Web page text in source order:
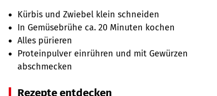
Kürbis und Zwiebel klein schneiden
In Gemüsebrühe ca. 20 Minuten kochen
Alles pürieren
Proteinpulver einrühren und mit Gewürzen
abschmecken
Rezepte entdecken